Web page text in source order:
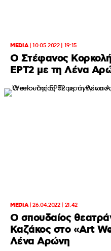
MEDIA|10.05.2022 | 19:15
Ο Στέφανος
ΕΡΤ2 με τη Λένα
MEDIA|26.04.2022 | 21:42
Ο σπουδαίος
Καζάκος στο «Art
Λένα Αρώνη